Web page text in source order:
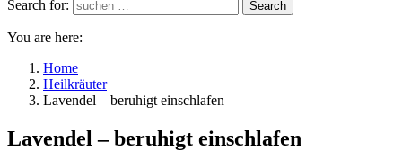
Search for:
Search
You are here:
Home
Heilkräuter
Lavendel – beruhigt einschlafen
Lavendel – beruhigt einschlafen